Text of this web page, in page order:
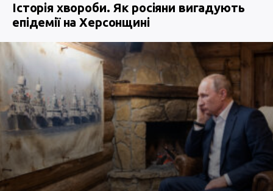
Історія хвороби. Як росіяни вигадують
епідемії на Херсонщині